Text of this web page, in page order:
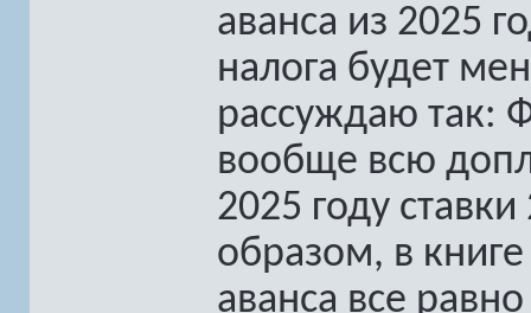
аванса из 2025
налога будет
рассуждаю так:
вообще всю
2025 году
образом, в
аванса все